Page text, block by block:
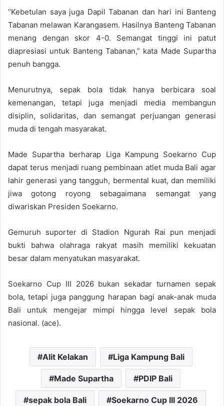
“Kebetulan saya juga Dapil Tabanan dan hari ini Banteng
Tabanan melawan Karangasem. Hasilnya Banteng Tabanan
menang dengan skor 4-0. Semangat tinggi ini patut
diapresiasi untuk Banteng Tabanan,” kata Made Supartha
penuh bangga.
Menurutnya, sepak bola tidak hanya berbicara soal
kemenangan, tetapi juga menjadi media membangun
disiplin, solidaritas, dan semangat perjuangan generasi
muda di tengah masyarakat.
Made Supartha berharap Liga Kampung Soekarno Cup
dapat terus menjadi ruang pembinaan atlet muda Bali agar
lahir generasi yang tangguh, bermental kuat, dan memiliki
jiwa gotong royong sebagaimana semangat yang
diwariskan Presiden Soekarno.
Gemuruh suporter di Stadion Ngurah Rai pun menjadi
bukti bahwa olahraga rakyat masih memiliki kekuatan
besar dalam menyatukan masyarakat.
Soekarno Cup III 2026 bukan sekadar turnamen sepak
bola, tetapi juga panggung harapan bagi anak-anak muda
Bali untuk mengejar mimpi hingga level sepak bola
nasional. (ace).
Alit Kelakan Liga Kampung Bali
Made Supartha PDIP Bali
sepak bola Bali Soekarno Cup III 2026